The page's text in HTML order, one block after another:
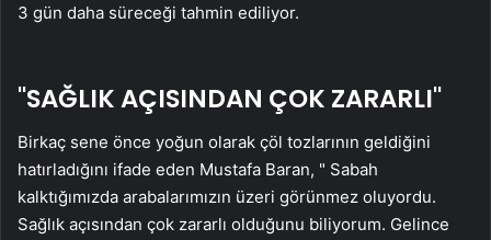
3 gün daha süreceği tahmin ediliyor.
"SAĞLIK AÇISINDAN ÇOK ZARARLI"
Birkaç sene önce yoğun olarak çöl tozlarının geldiğini
hatırladığını ifade eden Mustafa Baran, " Sabah
kalktığımızda arabalarımızın üzeri görünmez oluyordu.
Sağlık açısından çok zararlı olduğunu biliyorum. Gelince